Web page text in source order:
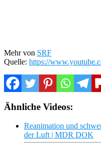
Mehr von SRF
Quelle: https://
Ähnliche Videos:
Reanimation und
der Luft | MDR DOK